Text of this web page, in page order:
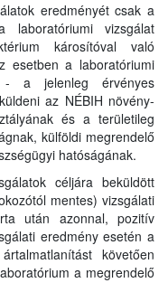
eredményét csak a
vizsgálat
károsítóval való
esetben a laboratóriumi
- a jelenleg érvényes
az NÉBIH növény-
és a területileg
külföldi megrendelő
hatóságának.
céljára beküldött
mentes) vizsgálati
után azonnal, pozitív
eredmény esetén a
követően
a megrendelő